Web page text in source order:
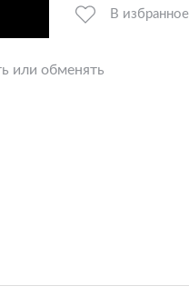
В избранное
или обменять